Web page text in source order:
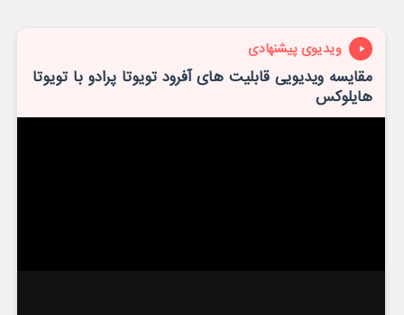
ویدیوی پیشنهادی
مقایسه ویدیویی قابلیت های آفرود تویوتا پرادو با تویوتا
هایلوکس